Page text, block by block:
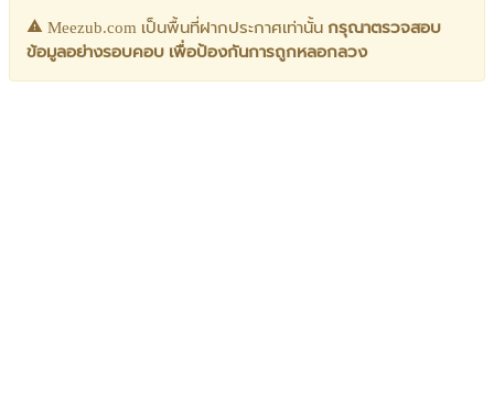
Meezub.com เป็นพื้นที่ฝากประกาศเท่านั้น กรุณาตรวจสอบ
ข้อมูลอย่างรอบคอบ เพื่อป้องกันการถูกหลอกลวง